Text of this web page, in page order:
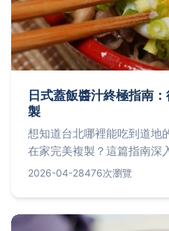
日式蓋飯醬汁終極指南
製
想知道台北哪裡能吃到道地
在家完美複製？這篇指南深
廳實訪與精準配方，一次解
2026-04-28476次瀏覽